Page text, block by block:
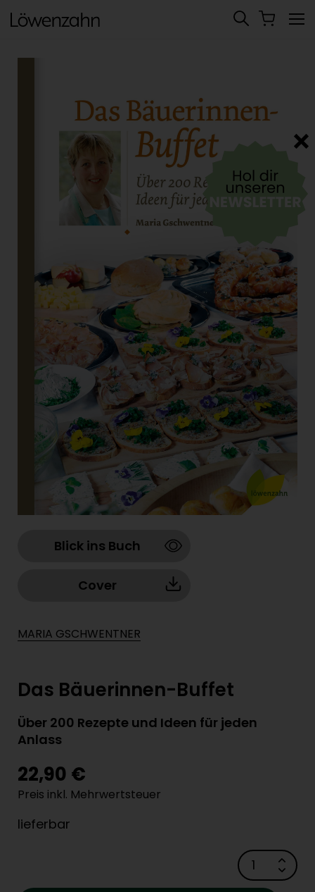
Blick ins Buch
Cover
MARIA GSCHWENTNER
Das Bäuerinnen-Buffet
Über 200 Rezepte und Ideen für jeden
Anlass
22,90 €
Preis inkl. Mehrwertsteuer
lieferbar